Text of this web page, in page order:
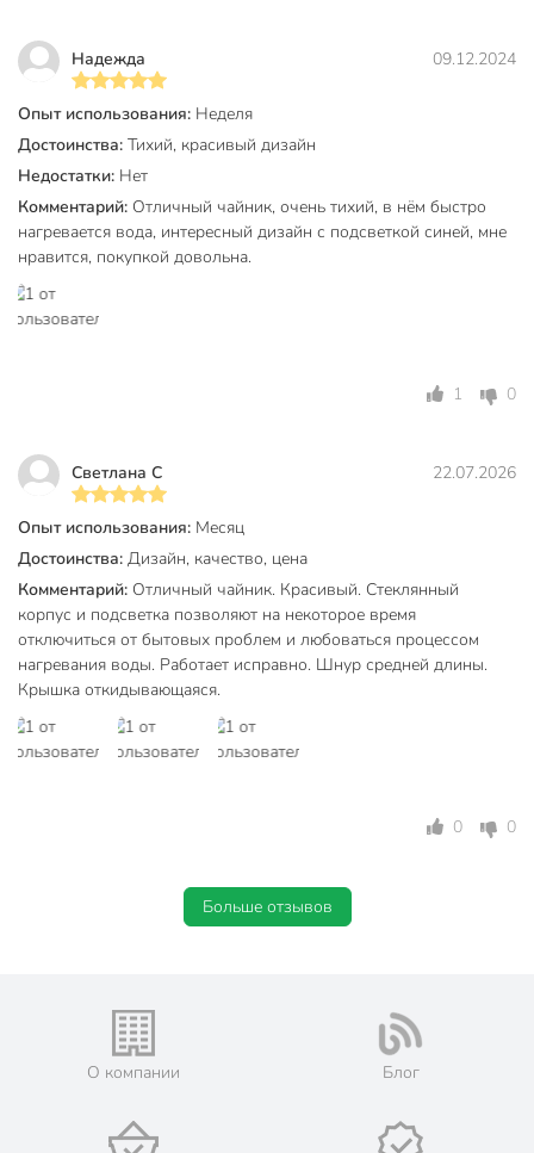
Бренд
Страна производства
Тип
Материал колбы
стекло
Заварочный чайник
без функции
Тип нагревательного элемента
Цвет
воды
Конструкция
подсветка
Вес в упаковке
Габариты упаковки
Надежда 09.12.2024
Опыт использования: Неделя
Достоинства: Тихий, красивый дизайн
Недостатки: Нет
Комментарий: Отличный чайник, очень тихий, в нём быстро
нагревается вода, интересный дизайн с подсветкой синей, мне
нравится, покупкой довольна.
1 0
Светлана С 22.07.2026
Опыт использования: Месяц
Достоинства: Дизайн, качество, цена
Комментарий: Отличный чайник. Красивый. Стеклянный
корпус и подсветка позволяют на некоторое время
отключиться от бытовых проблем и любоваться процессом
нагревания воды. Работает исправно. Шнур средней длины.
Крышка откидывающаяся.
0 0
Больше отзывов
О компании Блог